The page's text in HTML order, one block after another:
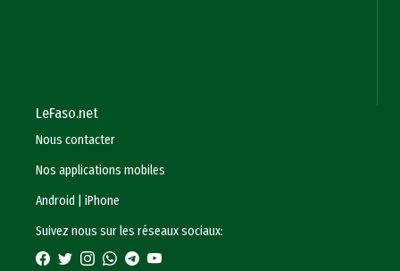
LeFaso.net
Nous contacter
Nos applications mobiles
Android
|iPhone
Suivez nous sur les réseaux sociaux: